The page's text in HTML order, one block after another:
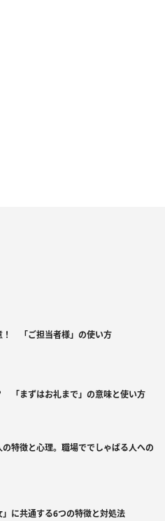
！ 「ご担当者様」の使い方
「まずはお礼まで」の意味と使い方
特徴と心理。職場ででしゃばる人への
」に共通する6つの特徴と対処法